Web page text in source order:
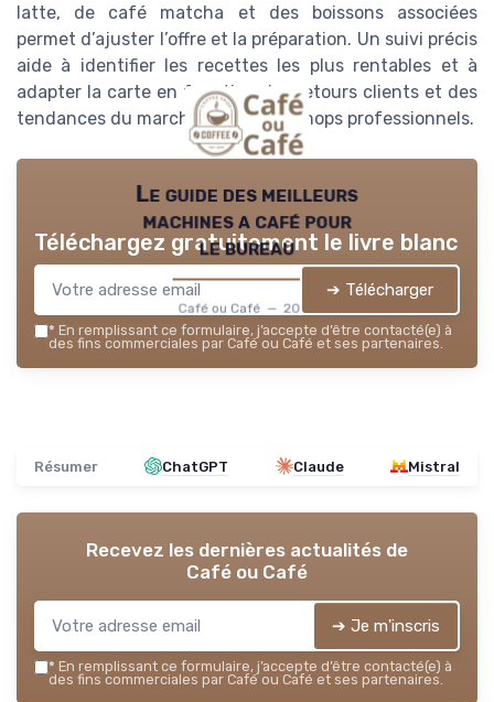
latte, de café matcha et des boissons associées
permet d’ajuster l’offre et la préparation. Un suivi précis
aide à identifier les recettes les plus rentables et à
adapter la carte en fonction des retours clients et des
tendances du marché des coffee shops professionnels.
Le guide des meilleurs
machines a café pour
le bureau
Café ou Café — 2026
Téléchargez gratuitement le livre blanc
➔ Télécharger
* En remplissant ce formulaire, j’accepte d’être contacté(e) à
des fins commerciales par Café ou Café et ses partenaires.
Résumer ChatGPT Claude Mistral
Recevez les dernières actualités de
Café ou Café
➔ Je m'inscris
* En remplissant ce formulaire, j’accepte d’être contacté(e) à
des fins commerciales par Café ou Café et ses partenaires.